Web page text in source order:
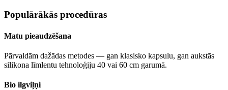
Populārākās procedūras
Matu pieaudzēšana
Pārvaldām dažādas metodes — gan klasisko kapsulu, gan aukstās
silikona līmlentu tehnoloģiju 40 vai 60 cm garumā.
Bio ilgviļņi